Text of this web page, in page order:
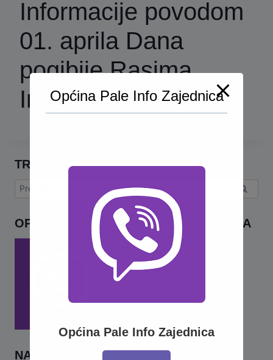
Informacije povodom
01. aprila Dana
pogibije Rasima
Imširovića
TRAŽI
Pretraga:
OPĆINA PALE INFO – VIBER ZAJEDNICA
NAJNOVIJE
Općina Pale Info Zajednica
Općina Pale Info Zajednica